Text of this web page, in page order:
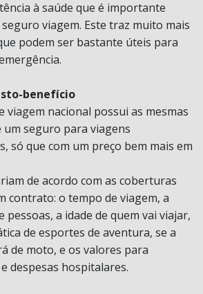
à saúde que é importante
viagem. Este traz muito mais
podem ser bastante úteis para
benefício
viagem nacional possui as mesmas
um seguro para viagens
só que com um preço bem mais em
de acordo com as coberturas
contrato: o tempo de viagem, a
pessoas, a idade de quem vai viajar,
de esportes de aventura, se a
de moto, e os valores para
despesas hospitalares.